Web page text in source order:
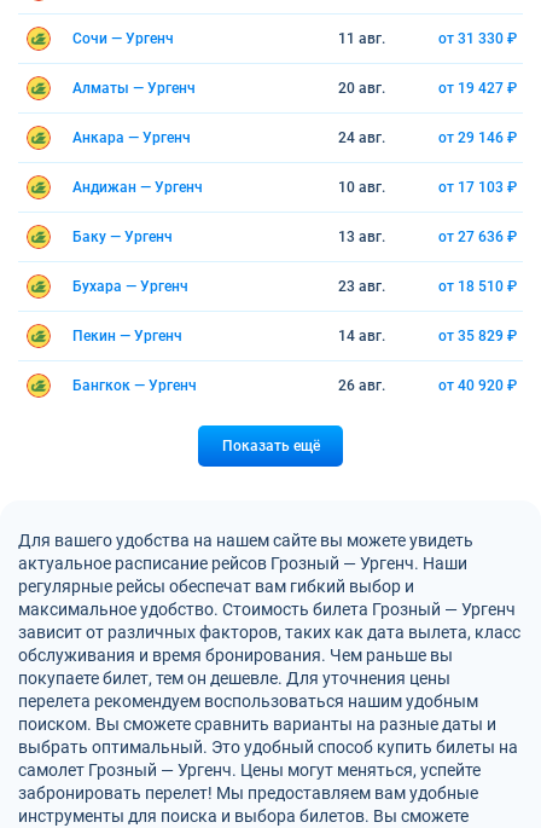
Сочи — Ургенч 11 авг. от 31 330 ₽
Алматы — Ургенч 20 авг. от 19 427 ₽
Анкара — Ургенч 24 авг. от 29 146 ₽
Андижан — Ургенч 10 авг. от 17 103 ₽
Баку — Ургенч 13 авг. от 27 636 ₽
Бухара — Ургенч 23 авг. от 18 510 ₽
Пекин — Ургенч 14 авг. от 35 829 ₽
Бангкок — Ургенч 26 авг. от 40 920 ₽
Показать ещё
Для вашего удобства на нашем сайте вы можете увидеть
актуальное расписание рейсов Грозный — Ургенч. Наши
регулярные рейсы обеспечат вам гибкий выбор и
максимальное удобство. Стоимость билета Грозный — Ургенч
зависит от различных факторов, таких как дата вылета, класс
обслуживания и время бронирования. Чем раньше вы
покупаете билет, тем он дешевле. Для уточнения цены
перелета рекомендуем воспользоваться нашим удобным
поиском. Вы сможете сравнить варианты на разные даты и
выбрать оптимальный. Это удобный способ купить билеты на
самолет Грозный — Ургенч. Цены могут меняться, успейте
забронировать перелет! Мы предоставляем вам удобные
инструменты для поиска и выбора билетов. Вы сможете